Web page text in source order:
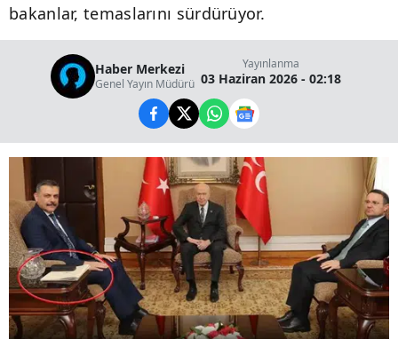
bakanlar, temaslarını sürdürüyor.
Haber Merkezi
Genel Yayın Müdürü
Yayınlanma
03 Haziran 2026 - 02:18